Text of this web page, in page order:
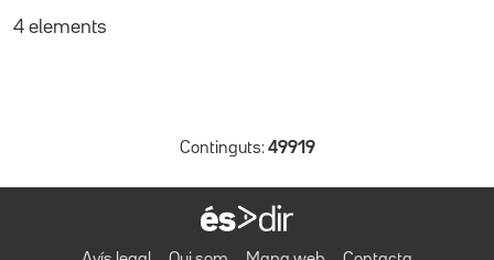
4 elements
Continguts: 49919